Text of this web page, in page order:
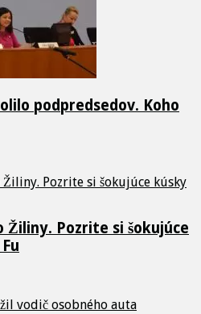
podpredsedov. Koho
Žiliny. Pozrite si šokujúce